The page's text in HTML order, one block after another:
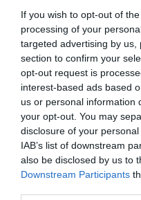
If you wish to opt-out of
processing of your
targeted advertising by
section to confirm your
opt-out request is
interest-based ads based
us or personal information
your opt-out. You may
disclosure of your
IAB’s list of downstream
also be disclosed by us to
Downstream Participants